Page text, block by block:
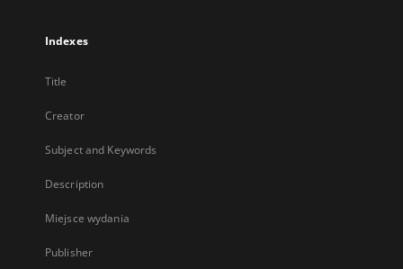
Indexes
Title
Creator
Subject and Keywords
Description
Miejsce wydania
Publisher